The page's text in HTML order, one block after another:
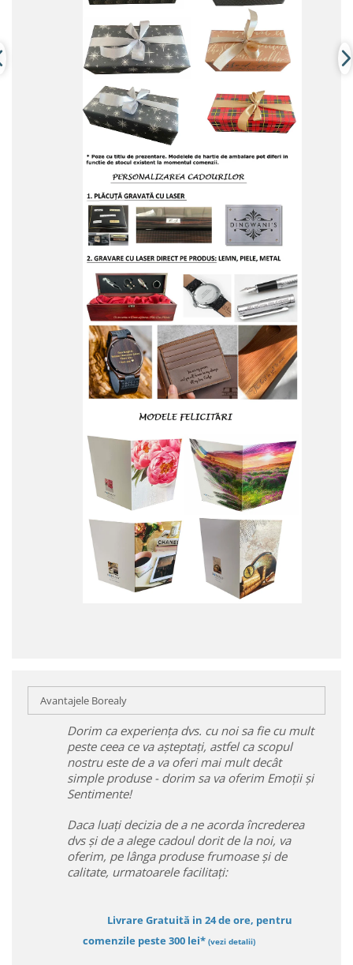
Avantajele Borealy
Dorim ca experiența dvs. cu noi sa fie cu mult
peste ceea ce va așteptați, astfel ca scopul
nostru este de a va oferi mai mult decât
simple produse - dorim sa va oferim Emoții și
Sentimente!
Daca luați decizia de a ne acorda încrederea
dvs și de a alege cadoul dorit de la noi, va
oferim, pe lânga produse frumoase și de
calitate, urmatoarele facilitați:
Livrare Gratuită in 24 de ore, pentru
comenzile peste 300 lei* (vezi detalii)